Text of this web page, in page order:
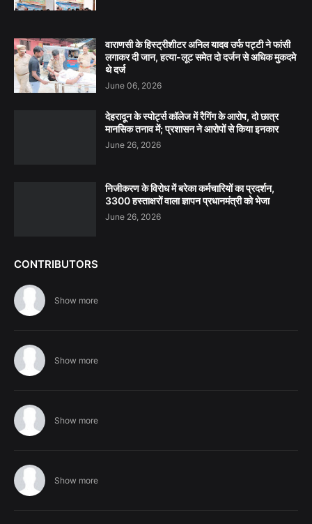
वाराणसी के हिस्ट्रीशीटर अनिल यादव उर्फ पट्टी ने फांसी
लगाकर दी जान, हत्या-लूट समेत दो दर्जन से अधिक मुकदमे
थे दर्ज
June 06, 2026
देहरादून के स्पोर्ट्स कॉलेज में रैगिंग के आरोप, दो छात्र
मानसिक तनाव में; प्रशासन ने आरोपों से किया इनकार
June 26, 2026
निजीकरण के विरोध में बरेका कर्मचारियों का प्रदर्शन,
3300 हस्ताक्षरों वाला ज्ञापन प्रधानमंत्री को भेजा
June 26, 2026
CONTRIBUTORS
Show more
Show more
Show more
Show more